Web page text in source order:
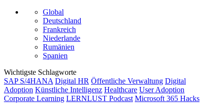
Global
Deutschland
Frankreich
Niederlande
Rumänien
Spanien
Wichtigste Schlagworte
SAP S/4HANA Digital HR Öffentliche Verwaltung Digital
Adoption Künstliche Intelligenz Healthcare User Adoption
Corporate Learning LERNLUST Podcast Microsoft 365 Hacks